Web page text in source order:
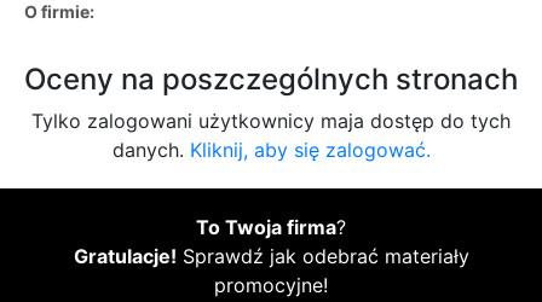
O firmie:
Oceny na poszczególnych stronach
Tylko zalogowani użytkownicy maja dostęp do tych
danych. Kliknij, aby się zalogować.
To Twoja firma?
Gratulacje! Sprawdź jak odebrać materiały
promocyjne!